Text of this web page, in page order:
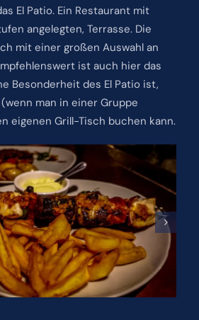
El Patio. Ein Restaurant mit
angelegten, Terrasse. Die
mit einer großen Auswahl an
ist auch hier das
Besonderheit des El Patio ist,
man in einer Gruppe
eigenen Grill-Tisch buchen kann.